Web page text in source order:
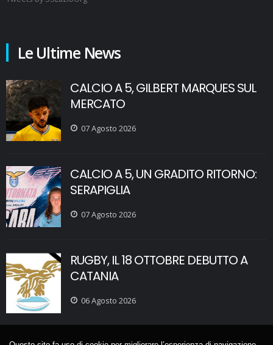
Le Ultime News
CALCIO A 5, GILBERT MARQUES SUL
MERCATO
07 Agosto 2026
CALCIO A 5, UN GRADITO RITORNO:
SERAPIGLIA
07 Agosto 2026
RUGBY, IL 18 OTTOBRE DEBUTTO A
CATANIA
06 Agosto 2026